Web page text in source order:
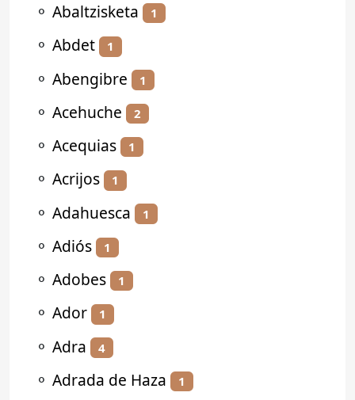
⚬ Abaltzisketa 1
⚬ Abdet 1
⚬ Abengibre 1
⚬ Acehuche 2
⚬ Acequias 1
⚬ Acrijos 1
⚬ Adahuesca 1
⚬ Adiós 1
⚬ Adobes 1
⚬ Ador 1
⚬ Adra 4
⚬ Adrada de Haza 1